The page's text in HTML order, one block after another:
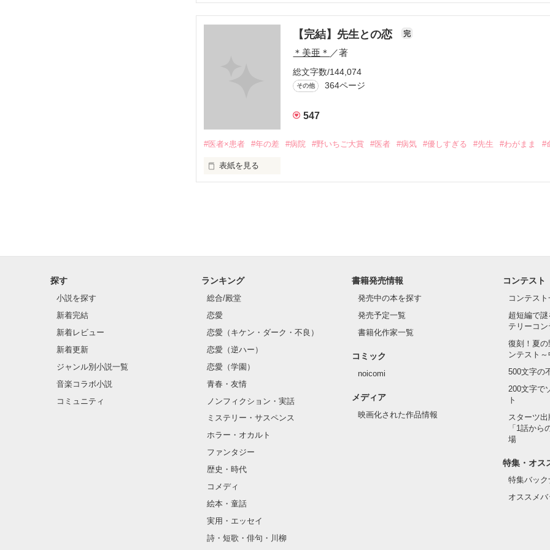
あなたの母親になりたい…
                 みんなが支えてくれる
     でも、ほんとうの生きる意味って
                いったい、なんなの？
【完結】先生との恋 完
＊美亜＊ ／著
総文字数/144,074
その他 364ページ
547
#医者×患者 #年の差 #病院 #野いちご大賞 #医者 #病気 #優しすぎる #先生 #わがまま #
表紙を見る
あたしを理解してるような顔。
すべてがムカつくの。
『ねぇ。どうして、手術させたいの？』
『……何も分かってない』
あんたみたいな医者、
探す
小説を探す
新着完結
新着レビュー
新着更新
ジャンル別小説一覧
音楽コラボ小説
コミュニティ
ランキング
総合/殿堂
恋愛
恋愛（キケン・ダーク・不良）
恋愛（逆ハー）
恋愛（学園）
青春・友情
ノンフィクション・実話
ミステリー・サスペンス
ホラー・オカルト
ファンタジー
歴史・時代
コメディ
絵本・童話
実用・エッセイ
詩・短歌・俳句・川柳
書籍発売情報
発売中の本を探す
発売予定一覧
書籍化作家一覧
コミック
noicomi
メディア
映画化された作品情報
コンテスト
コンテス
超短編で
テリーコ
復刻！夏
ンテスト
500文字の
200文字で
ト
スターツ
「1話から
場
特集・オス
特集バッ
オススメ